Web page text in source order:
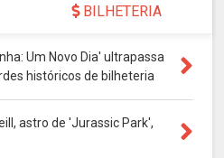
BILHETERIA
Um Novo Dia' ultrapassa
históricos de bilheteria
astro de 'Jurassic Park',